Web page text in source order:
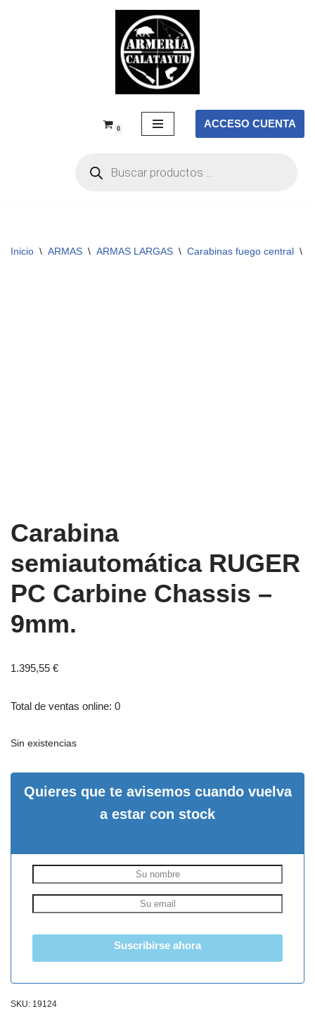
0 ACCESO CUENTA
Inicio \ ARMAS \ ARMAS LARGAS \ Carabinas fuego central \
Carabina
semiautomática RUGER
PC Carbine Chassis –
9mm.
1.395,55 €
Total de ventas online: 0
Sin existencias
Quieres que te avisemos cuando vuelva
a estar con stock
Suscribirse ahora
SKU: 19124